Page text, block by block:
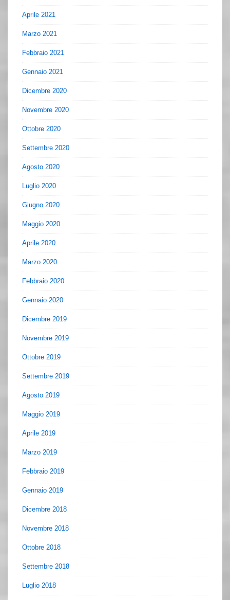
Aprile 2021
Marzo 2021
Febbraio 2021
Gennaio 2021
Dicembre 2020
Novembre 2020
Ottobre 2020
Settembre 2020
Agosto 2020
Luglio 2020
Giugno 2020
Maggio 2020
Aprile 2020
Marzo 2020
Febbraio 2020
Gennaio 2020
Dicembre 2019
Novembre 2019
Ottobre 2019
Settembre 2019
Agosto 2019
Maggio 2019
Aprile 2019
Marzo 2019
Febbraio 2019
Gennaio 2019
Dicembre 2018
Novembre 2018
Ottobre 2018
Settembre 2018
Luglio 2018